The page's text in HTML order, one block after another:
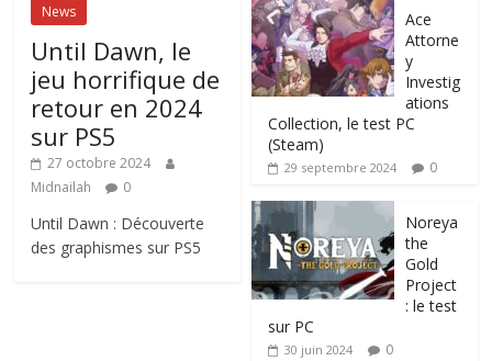
News
Until Dawn, le
jeu horrifique de
retour en 2024
sur PS5
27 octobre 2024
Midnailah
0
Until Dawn : Découverte
des graphismes sur PS5
Ace
Attorne
y
Investig
ations
Collection, le test PC
(Steam)
29 septembre 2024 0
Noreya
the
Gold
Project
: le test
sur PC
30 juin 2024 0